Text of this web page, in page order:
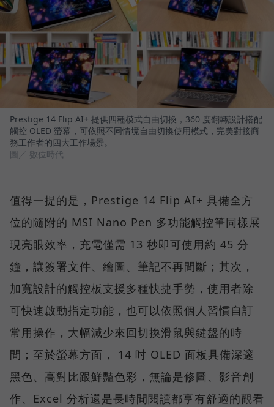
Prestige 14 Flip AI+ 提供四種模式自由切換，360 度翻轉設計搭配
觸控 OLED 螢幕，可依照不同情境自由切換使用模式，完美對接商
務工作者的四大工作場景。
圖／ 數位時代
值得一提的是，Prestige 14 Flip AI+ 具備全方
位的隨附的 MSI Nano Pen 多功能觸控筆同樣展
現亮眼效率，充電僅需 13 秒即可使用約 45 分
鐘，讓簽署文件、繪圖、筆記不再間斷；其次，
加寬設計的觸控板支援多種快捷手勢，使用者除
可快速啟動指定功能，也可以依照個人習慣自訂
常用操作，大幅減少來回切換滑鼠與鍵盤的時
間；至於螢幕方面， 14 吋 OLED 面板具備深邃
黑色、高對比跟鮮豔色彩，無論是修圖、影音創
作、Excel 分析還是長時間閱讀都享有舒適的觀看